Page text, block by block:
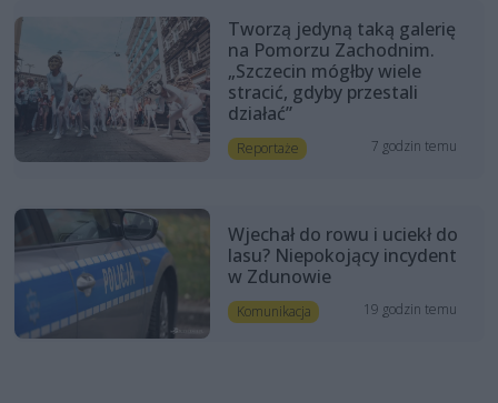
Tworzą jedyną taką galerię
na Pomorzu Zachodnim.
„Szczecin mógłby wiele
stracić, gdyby przestali
działać”
Reportaże 7 godzin temu
Wjechał do rowu i uciekł do
lasu? Niepokojący incydent
w Zdunowie
Komunikacja 19 godzin temu